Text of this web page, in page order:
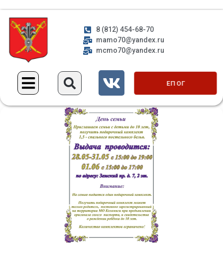
8 (812) 454-68-70
mamo70@yandex.ru
mcmo70@yandex.ru
ЕП ОГ